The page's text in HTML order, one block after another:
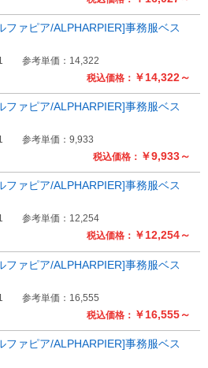
税込価格： ￥14,322～
ファピア/ALPHARPIER]事務服ベス
参考単価：14,322
税込価格： ￥9,933～
ファピア/ALPHARPIER]事務服ベス
参考単価：9,933
税込価格： ￥12,254～
ファピア/ALPHARPIER]事務服ベス
参考単価：12,254
税込価格： ￥16,555～
ファピア/ALPHARPIER]事務服ベス
参考単価：16,555
ファピア/ALPHARPIER]事務服ベス